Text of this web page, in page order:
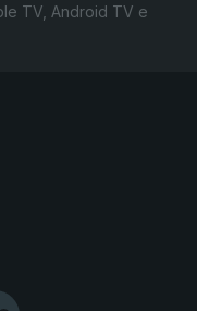
TV, Android TV e